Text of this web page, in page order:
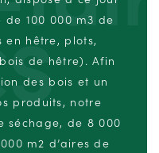
100 000 m3 de
hêtre, plots,
de hêtre). Afin
des bois et un
produits, notre
séchage, de 8 000
m2 d’aires de